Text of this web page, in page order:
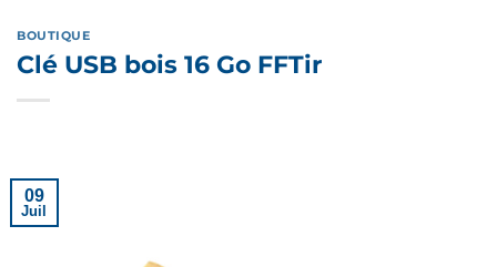
BOUTIQUE
Clé USB bois 16 Go FFTir
09
Juil